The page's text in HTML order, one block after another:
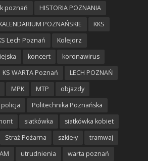
poznań
HISTORIA POZNANIA
POZNAŃSKIE
KKS
Lech Poznań
Kolejorz
koncert
koronawirus
KS WARTA Poznań
LECH POZNAŃ
MPK MTP
objazdy
policja
Politechnika Poznańska
siatkówka
siatkówka kobiet
Straż Pożarna szkieły
tramwaj
utrudnienia warta poznań